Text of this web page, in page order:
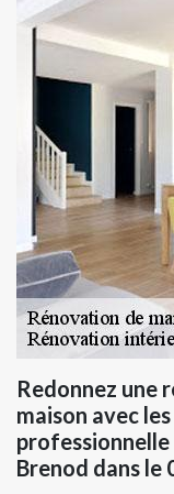
Redonnez une
maison avec
Brenod dans le